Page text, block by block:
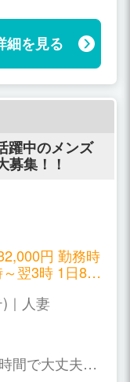
料金 13000
プション＋
10000円 →
ョン＋本指名
フレ90分
バック＋オ
料＋コース
１日1
ます！ お
なので、一生
げます！ 頑張
からない…そ
性スタッフが
細を見る
躍中のメンズ
募集！！
円 勤務時
時 1日8H
コース
迄 指名料､全
｜人妻
間で大丈夫で